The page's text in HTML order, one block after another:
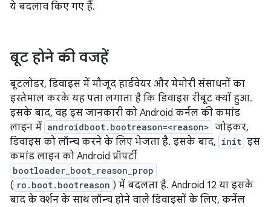
ये बदलाव किए गए हैं.
बूट होने की वजहें
बूटलोडर, डिवाइस में मौजूद हार्डवेयर और मेमोरी संसाधनों का
इस्तेमाल करके यह पता लगाता है कि डिवाइस रीबूट क्यों हुआ.
इसके बाद, वह इस जानकारी को Android कर्नल की कमांड
लाइन में androidboot.bootreason=<reason> जोड़कर,
डिवाइस को लॉन्च करने के लिए भेजता है. इसके बाद, init इस
कमांड लाइन को Android प्रॉपर्टी
bootloader_boot_reason_prop
( ro.boot.bootreason ) में बदलता है. Android 12 या इसके
बाद के वर्शन के साथ लॉन्च होने वाले डिवाइसों के लिए, कर्नेल